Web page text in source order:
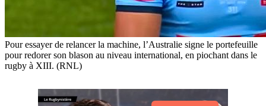
Pour essayer de relancer la machine, l’Australie signe le portefeuille
pour redorer son blason au niveau international, en piochant dans le
rugby à XIII. (RNL)